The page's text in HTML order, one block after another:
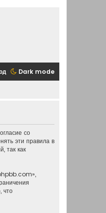
Dark mode
со
эти правила в
так как
что